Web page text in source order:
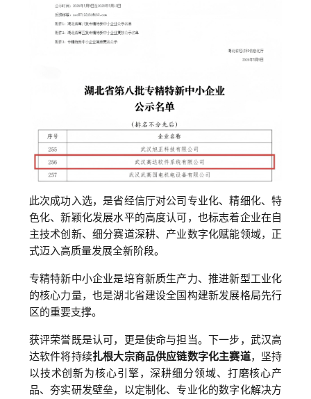
此次成功入选，是省经信厅对公司专业化、精细化、特
色化、新颖化发展水平的高度认可，也标志着企业在自
主技术创新、细分赛道深耕、产业数字化赋能领域，正
式迈入高质量发展全新阶段。
专精特新中小企业是培育新质生产力、推进新型工业化
的核心力量，也是湖北省建设全国构建新发展格局先行
区的重要支撑。
获评荣誉既是认可，更是使命与担当。下一步，武汉高
达软件将持续扎根大宗商品供应链数字化主赛道，坚持
以技术创新为核心引擎，深耕细分领域、打磨核心产
品、夯实研发壁垒，以定制化、专业化的数字化解决方